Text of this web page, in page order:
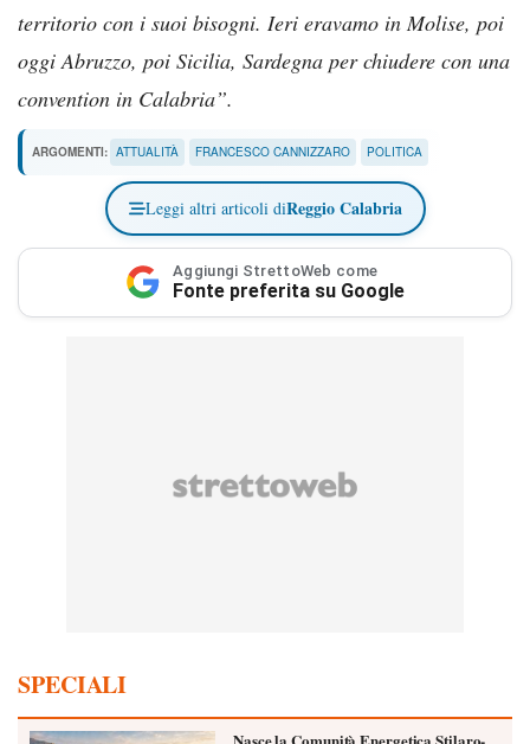
territorio con i suoi bisogni. Ieri eravamo in Molise, poi
oggi Abruzzo, poi Sicilia, Sardegna per chiudere con una
convention in Calabria”.
ARGOMENTI: ATTUALITÀ FRANCESCO CANNIZZARO POLITICA
Leggi altri articoli diReggio Calabria
Aggiungi StrettoWeb come
Fonte preferita su Google
SPECIALI